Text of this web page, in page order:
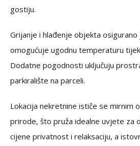
gostiju.
Grijanje i hlađenje objekta
omogućuje ugodnu temperaturu
Dodatne pogodnosti uključuju
parkiralište na parceli.
Lokacija nekretnine ističe se mirnim
prirode, što pruža idealne uvjete za
cijene privatnost i relaksaciju, a